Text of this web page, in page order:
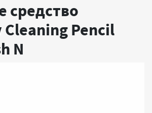
средство
Cleaning Pencil
N